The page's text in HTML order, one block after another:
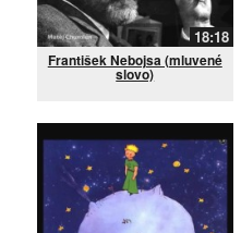
18:18
František Nebojsa (mluvené
slovo)